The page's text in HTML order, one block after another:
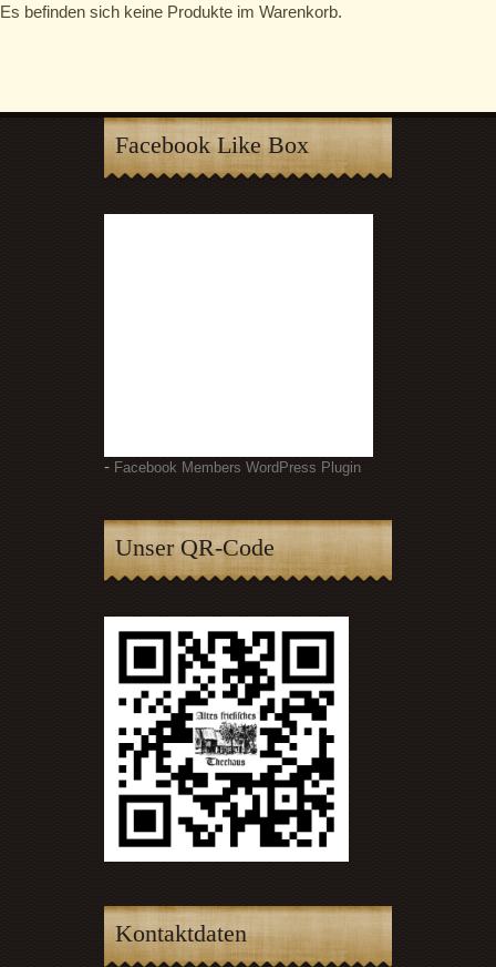
Es befinden sich keine Produkte im Warenkorb.
Facebook Like Box
- Facebook Members WordPress Plugin
Unser QR-Code
Kontaktdaten